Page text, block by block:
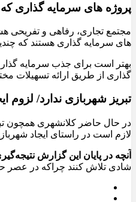
پروژه های سرمایه گذاری
مجتمع تجاری، رفاهی و تفریحی
های سرمایه گذاری هستند که
بهتر است برای جذب سرمایه گذار
گذاری از طریق ارائه تسهیلات
تبریز شهربازی ندارد/ لزوم
در حال حاضر کلانشهری همچون
لازم است در راستای ایجاد
آنچه در پایان این گزارش
شادی تلاش کنند چراکه در عصر